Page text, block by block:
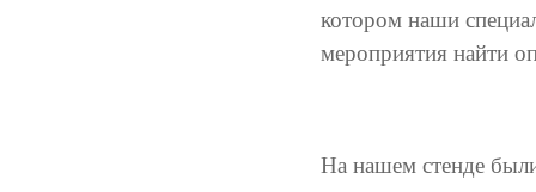
котором наши
мероприятия найти
На нашем стенде